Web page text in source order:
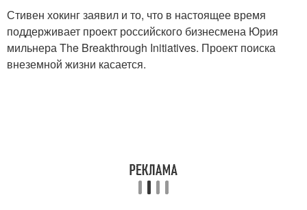
Стивен хокинг заявил и то, что в настоящее время
поддерживает проект российского бизнесмена Юрия
мильнера The Breakthrough Initiatives. Проект поиска
внеземной жизни касается.